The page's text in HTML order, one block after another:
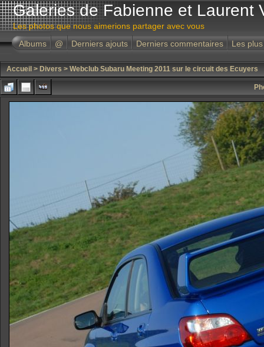
Galeries de Fabienne et Laurent
Les photos que nous aimerions partager avec vous
Albums
@ Derniers ajouts Derniers commentaires Les
Accueil > Divers > Webclub Subaru Meeting 2011 sur le circuit des Ecuyers